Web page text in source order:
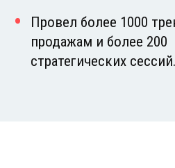
Провел более 1000
продажам и более 200
стратегических сессий.